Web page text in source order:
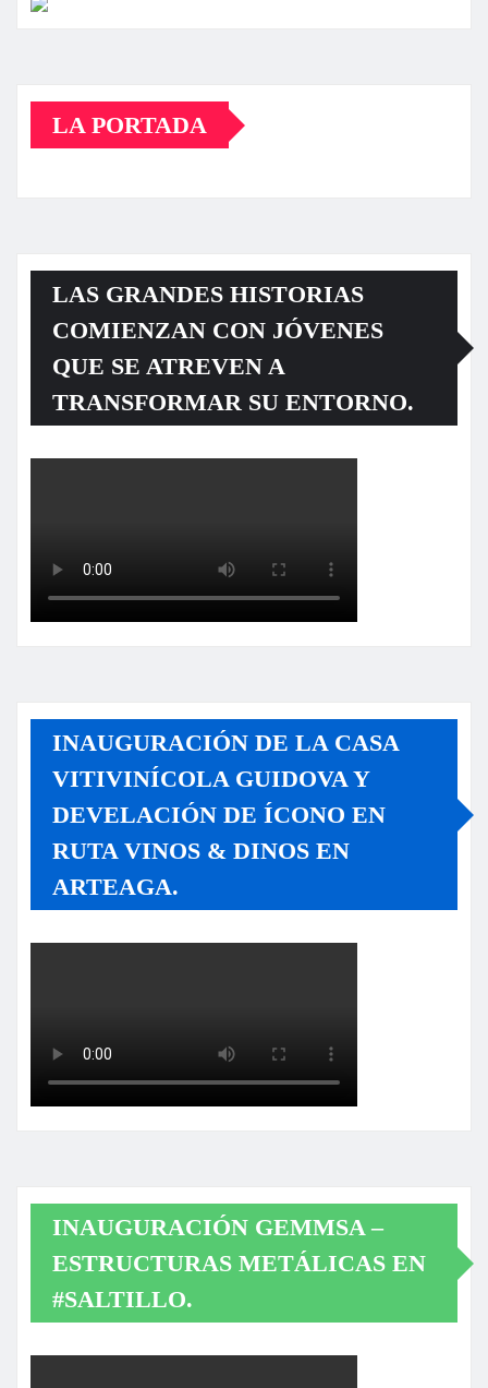
LA PORTADA
LAS GRANDES HISTORIAS
COMIENZAN CON JÓVENES
QUE SE ATREVEN A
TRANSFORMAR SU ENTORNO.
INAUGURACIÓN DE LA CASA
VITIVINÍCOLA GUIDOVA Y
DEVELACIÓN DE ÍCONO EN
RUTA VINOS & DINOS EN
ARTEAGA.
INAUGURACIÓN GEMMSA –
ESTRUCTURAS METÁLICAS EN
#SALTILLO.